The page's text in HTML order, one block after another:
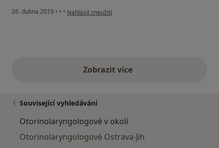
26. dubna 2010 • • • podle názoru uživatele Pacient
Nahlásit zneužití
Zobrazit vícevýše uvedené názory
Související vyhledávání
Otorinolaryngologové v okolí
Otorinolaryngologové Ostrava-Jih